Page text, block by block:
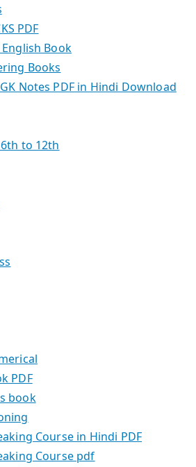
PDF
Book
Books
Notes PDF in Hindi Download
6th to 12th
PDF
book
Course in Hindi PDF
Course pdf